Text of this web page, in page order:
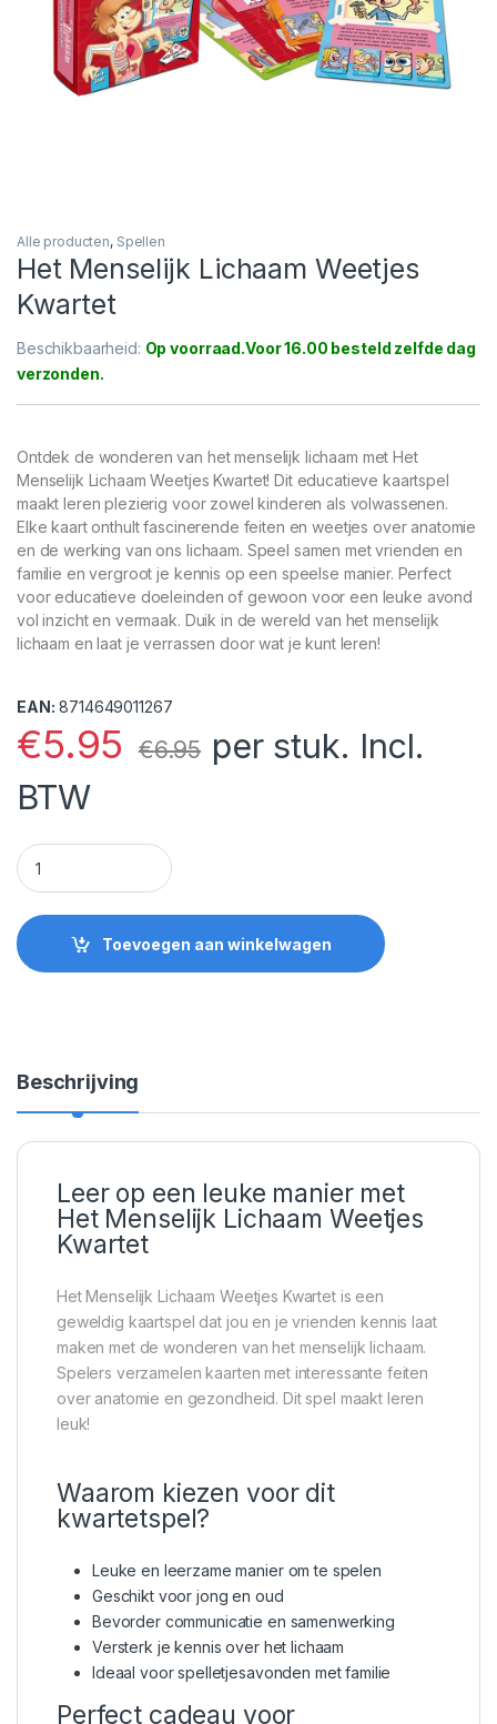
Alle producten, Spellen
Het Menselijk Lichaam Weetjes
Kwartet
Beschikbaarheid: Op voorraad
Ontdek de wonderen van het menselijk lichaam met Het
Menselijk Lichaam Weetjes Kwartet! Dit educatieve kaartspel
maakt leren plezierig voor zowel kinderen als volwassenen.
Elke kaart onthult fascinerende feiten en weetjes over anatomie
en de werking van ons lichaam. Speel samen met vrienden en
familie en vergroot je kennis op een speelse manier. Perfect
voor educatieve doeleinden of gewoon voor een leuke avond
vol inzicht en vermaak. Duik in de wereld van het menselijk
lichaam en laat je verrassen door wat je kunt leren!
EAN: 8714649011267
€5.95 €6.95 per stuk. Incl.
BTW
Het Menselijk Lichaam Weetjes Kwartet quantity
Toevoegen aan winkelwagen
Beschrijving
Leer op een leuke manier met
Het Menselijk Lichaam Weetjes
Kwartet
Het Menselijk Lichaam Weetjes Kwartet is een
geweldig kaartspel dat jou en je vrienden kennis laat
maken met de wonderen van het menselijk lichaam.
Spelers verzamelen kaarten met interessante feiten
over anatomie en gezondheid. Dit spel maakt leren
leuk!
Waarom kiezen voor dit
kwartetspel?
Leuke en leerzame manier om te spelen
Geschikt voor jong en oud
Bevorder communicatie en samenwerking
Versterk je kennis over het lichaam
Ideaal voor spelletjesavonden met familie
Perfect cadeau voor